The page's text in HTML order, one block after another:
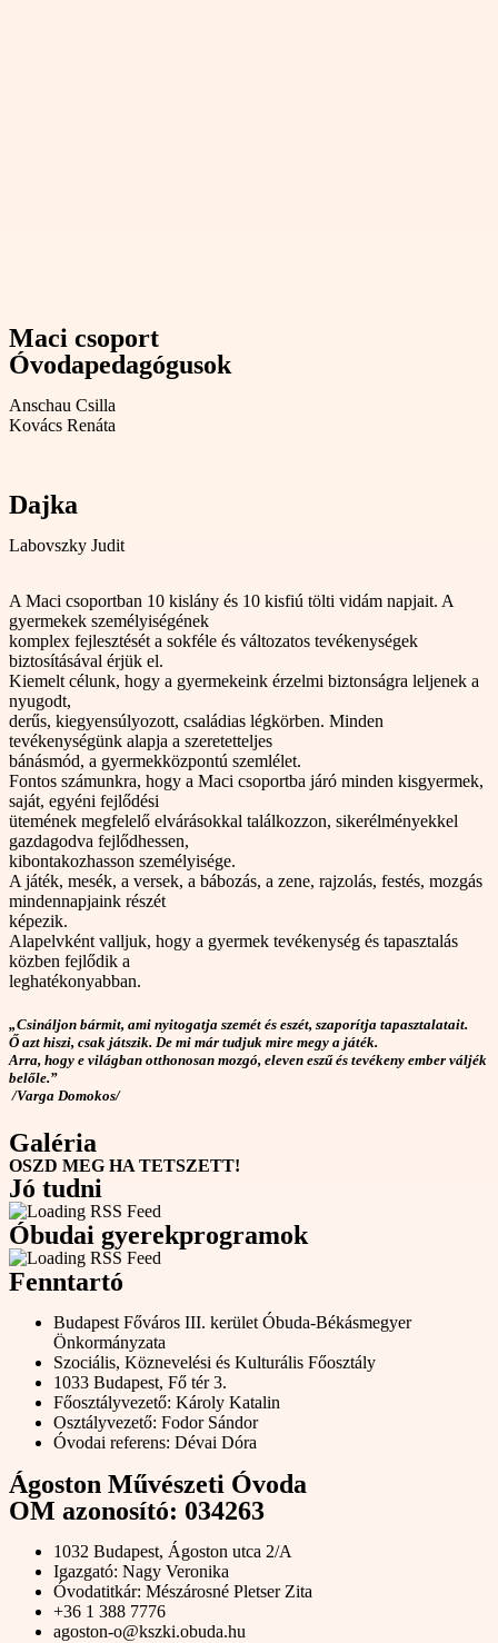
Maci csoport
Óvodapedagógusok
Anschau Csilla
Kovács Renáta
Dajka
Labovszky Judit
A Maci csoportban 10 kislány és 10 kisfiú tölti vidám napjait. A
gyermekek személyiségének
komplex fejlesztését a sokféle és változatos tevékenységek
biztosításával érjük el.
Kiemelt célunk, hogy a gyermekeink érzelmi biztonságra leljenek a
nyugodt,
derűs, kiegyensúlyozott, családias légkörben. Minden
tevékenységünk alapja a szeretetteljes
bánásmód, a gyermekközpontú szemlélet.
Fontos számunkra, hogy a Maci csoportba járó minden kisgyermek,
saját, egyéni fejlődési
ütemének megfelelő elvárásokkal találkozzon, sikerélményekkel
gazdagodva fejlődhessen,
kibontakozhasson személyisége.
A játék, mesék, a versek, a bábozás, a zene, rajzolás, festés, mozgás
mindennapjaink részét
képezik.
Alapelvként valljuk, hogy a gyermek tevékenység és tapasztalás
közben fejlődik a
leghatékonyabban.
„Csináljon bármit, ami nyitogatja szemét és eszét, szaporítja tapasztalatait.
Ő azt hiszi, csak játszik. De mi már tudjuk mire megy a játék.
Arra, hogy e világban otthonosan mozgó, eleven eszű és tevékeny ember váljék
belőle.”
/Varga Domokos/
Galéria
OSZD MEG HA TETSZETT!
Jó tudni
Óbudai gyerekprogramok
Fenntartó
Budapest Főváros III. kerület Óbuda-Békásmegyer
Önkormányzata
Szociális, Köznevelési és Kulturális Főosztály
1033 Budapest, Fő tér 3.
Főosztályvezető: Károly Katalin
Osztályvezető: Fodor Sándor
Óvodai referens: Dévai Dóra
Ágoston Művészeti Óvoda
OM azonosító: 034263
1032 Budapest, Ágoston utca 2/A
Igazgató: Nagy Veronika
Óvodatitkár: Mészárosné Pletser Zita
+36 1 388 7776
agoston-o@kszki.obuda.hu